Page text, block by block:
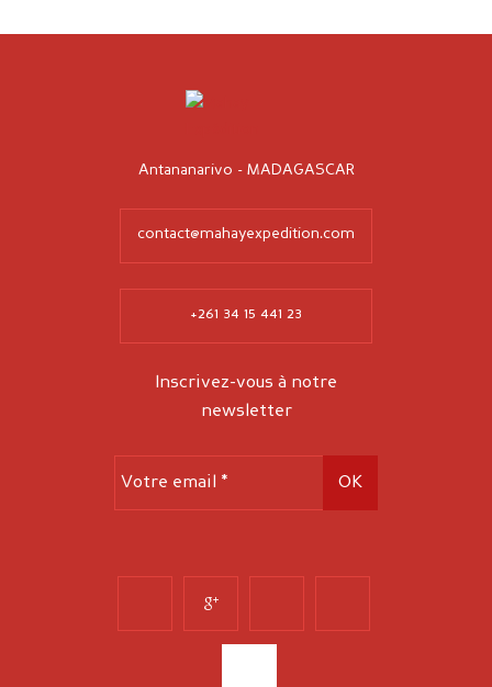
Antananarivo - MADAGASCAR
contact@mahayexpedition.com
+261 34 15 441 23
Inscrivez-vous à notre
newsletter